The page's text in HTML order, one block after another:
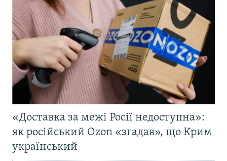
«Доставка за межі Росії недоступна»:
як російський Ozon «згадав», що Крим
український